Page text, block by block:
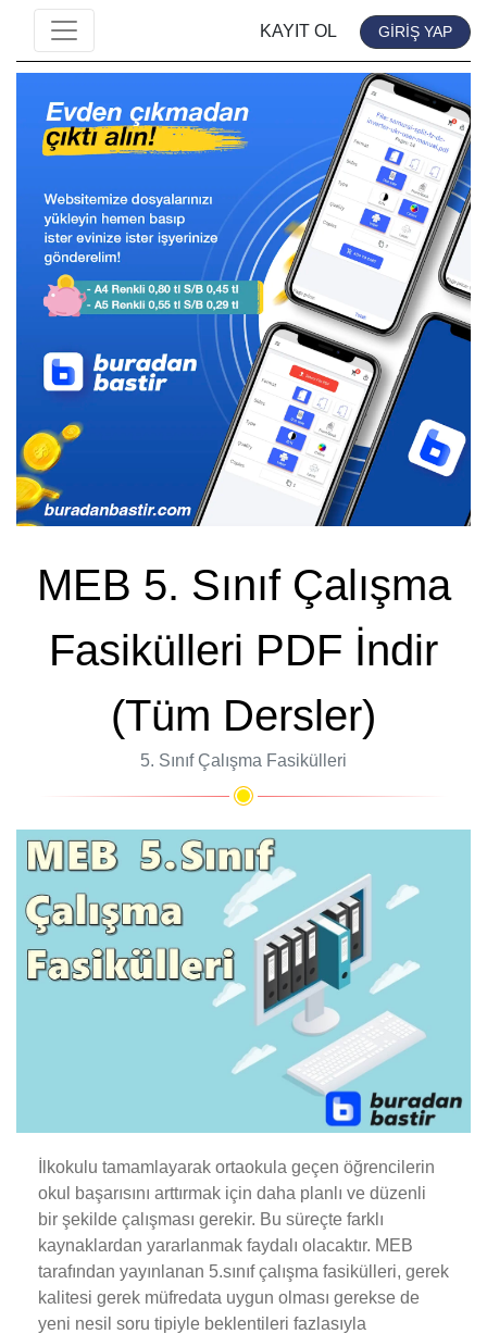
KAYIT OL GİRİŞ YAP
MEB 5. Sınıf Çalışma
Fasikülleri PDF İndir
(Tüm Dersler)
5. Sınıf Çalışma Fasikülleri
İlkokulu tamamlayarak ortaokula geçen öğrencilerin
okul başarısını arttırmak için daha planlı ve düzenli
bir şekilde çalışması gerekir. Bu süreçte farklı
kaynaklardan yararlanmak faydalı olacaktır. MEB
tarafından yayınlanan 5.sınıf çalışma fasikülleri, gerek
kalitesi gerek müfredata uygun olması gerekse de
yeni nesil soru tipiyle beklentileri fazlasıyla